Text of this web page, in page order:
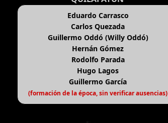
Eduardo Carrasco
Carlos Quezada
Guillermo Oddó (Willy Oddó)
Hernán Gómez
Rodolfo Parada
Hugo Lagos
Guillermo García
(formación de la época, sin verificar ausencias)